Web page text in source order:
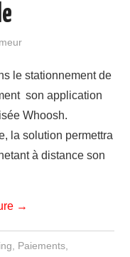
le stationnement de
son application
Whoosh.
la solution permettra
à distance son
→
Paiements,